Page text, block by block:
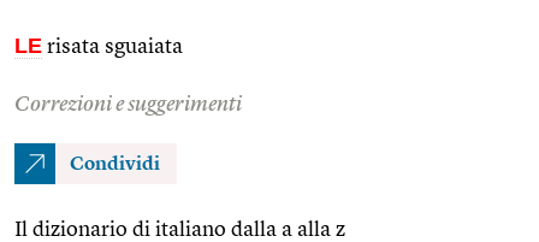
LE risata sguaiata
Correzioni e suggerimenti
Condividi
Il dizionario di italiano dalla a alla z